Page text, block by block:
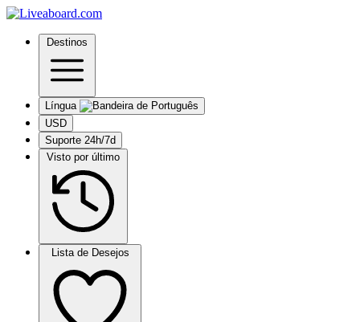
Destinos
Língua
USD
Suporte 24h/7d
Visto por último
Lista de Desejos